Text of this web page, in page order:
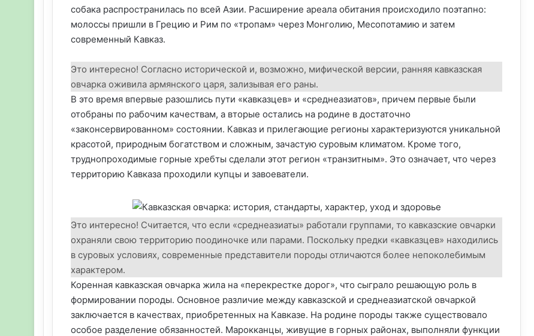
собака распространилась по всей Азии. Расширение ареала обитания происходило поэтапно:
молоссы пришли в Грецию и Рим по «тропам» через Монголию, Месопотамию и затем
современный Кавказ.
Это интересно! Согласно исторической и, возможно, мифической версии, ранняя кавказская
овчарка оживила армянского царя, зализывая его раны.
В это время впервые разошлись пути «кавказцев» и «среднеазиатов», причем первые были
отобраны по рабочим качествам, а вторые остались на родине в достаточно
«законсервированном» состоянии. Кавказ и прилегающие регионы характеризуются уникальной
красотой, природным богатством и сложным, зачастую суровым климатом. Кроме того,
труднопроходимые горные хребты сделали этот регион «транзитным». Это означает, что через
территорию Кавказа проходили купцы и завоеватели.
Это интересно! Считается, что если «среднеазиаты» работали группами, то кавказские овчарки
охраняли свою территорию поодиночке или парами. Поскольку предки «кавказцев» находились
в суровых условиях, современные представители породы отличаются более непоколебимым
характером.
Коренная кавказская овчарка жила на «перекрестке дорог», что сыграло решающую роль в
формировании породы. Основное различие между кавказской и среднеазиатской овчаркой
заключается в качествах, приобретенных на Кавказе. На родине породы также существовало
особое разделение обязанностей. Марокканцы, живущие в горных районах, выполняли функции